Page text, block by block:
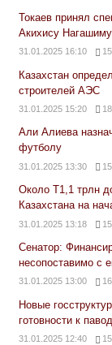
Токаев принял
Акихису Нагашиму
31.01.2025 16:10
Казахстан
строителей АЭС
31.01.2025 15:20
Али Алиева
футболу
31.01.2025 13:30
Около Т1,1 трлн
Казахстана на
31.01.2025 13:18
Сенатор:
несопоставимо с
31.01.2025 13:00
Новые
готовности к
31.01.2025 12:40